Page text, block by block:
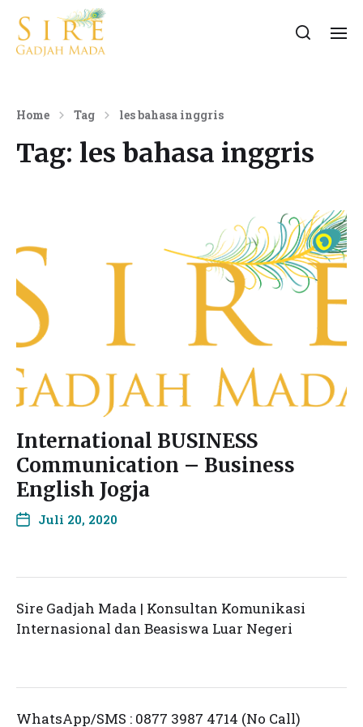
Home Tag les bahasa inggris
Tag: les bahasa inggris
International BUSINESS
Communication – Business
English Jogja
Juli 20, 2020
Sire Gadjah Mada | Konsultan Komunikasi
Internasional dan Beasiswa Luar Negeri
WhatsApp/SMS : 0877 3987 4714 (No Call)